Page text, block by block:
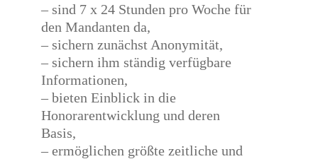
– sind 7 x 24 Stunden pro Woche für
den Mandanten da,
– sichern zunächst Anonymität,
– sichern ihm ständig verfügbare
Informationen,
– bieten Einblick in die
Honorarentwicklung und deren
Basis,
– ermöglichen größte zeitliche und